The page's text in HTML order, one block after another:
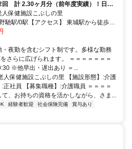
回 計 2.30ヶ月分（前年度実績）！日勤
保健施設こぶしの里
馳駅/0駅【アクセス】 東城駅から徒歩1
夜勤を含むシフト制です。多様な勤務
さらに広げられます。 ＝＝＝＝＝＝＝
※他早出・遅出あり ＝...
人保健施設こぶしの里 【施設形態】:介護
正社員 【募集職種】:介護職員 ＝＝＝＝
て、お持ちの資格を活かしながら、さま...
経験者歓迎 社会保険完備
賞与あり